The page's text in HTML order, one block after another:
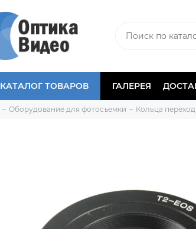
КАТАЛОГ ТОВАРОВ ГАЛЕРЕЯ
Оборудование для фотосъемки Кольца